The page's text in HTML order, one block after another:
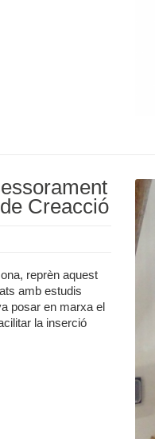
Creacció
reprèn aquest
amb estudis
posar en marxa el
la inserció